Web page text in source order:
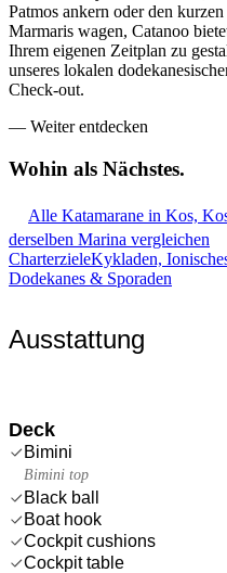
Patmos ankern oder den
Marmaris wagen, Catanoo
Ihrem eigenen Zeitplan zu
unseres lokalen
Check-out.
— Weiter entdecken
Wohin als Nächstes.
Alle Katamarane in Kos,
derselben Marina vergleichen
CharterzieleKykladen,
Dodekanes & Sporaden
Ausstattung
Deck
Bimini
Bimini top
Black ball
Boat hook
Cockpit cushions
Cockpit table